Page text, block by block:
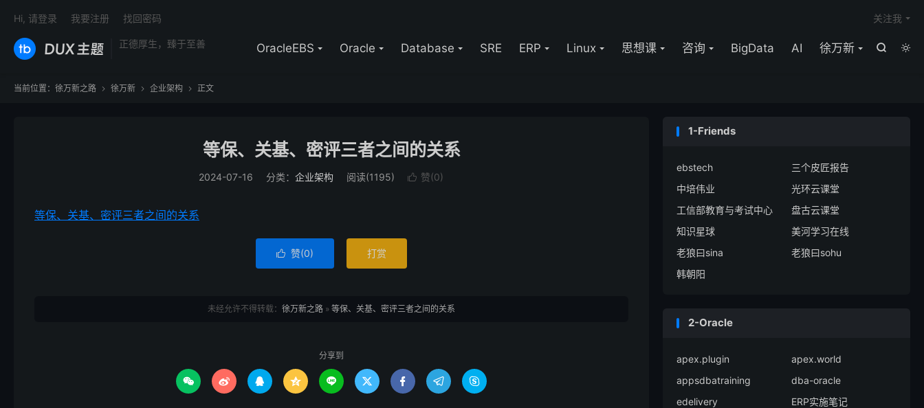
正德厚生，臻于至善 

OracleEBS Oracle Database SRE ERP Linux 思想课 咨询 BigData AI 徐万新
关注我
Hi, 请登录 我要注册 找回密码
当前位置： 徐万新之路  徐万新  企业架构  正文
等保、关基、密评三者之间的关系
2024-07-16 分类： 企业架构 阅读(1195)  赞(0)
等保、关基、密评三者之间的关系
 赞(0) 打赏
未经允许不得转载： 徐万新之路 » 等保、关基、密评三者之间的关系
分享到
        
1-Friends
ebstech
三个皮匠报告
中培伟业
光环云课堂
工信部教育与考试中心
盘古云课堂
知识星球
美河学习在线
老狼曰sina
老狼曰sohu
韩朝阳
2-Oracle
apex.plugin
apex.world
appsdbatraining
dba-oracle
edelivery
ERP实施笔记